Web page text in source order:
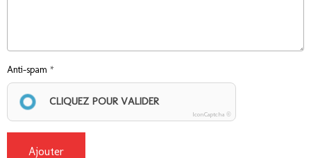
Anti-spam
CLIQUEZ POUR VALIDER
IconCaptcha ©
Ajouter